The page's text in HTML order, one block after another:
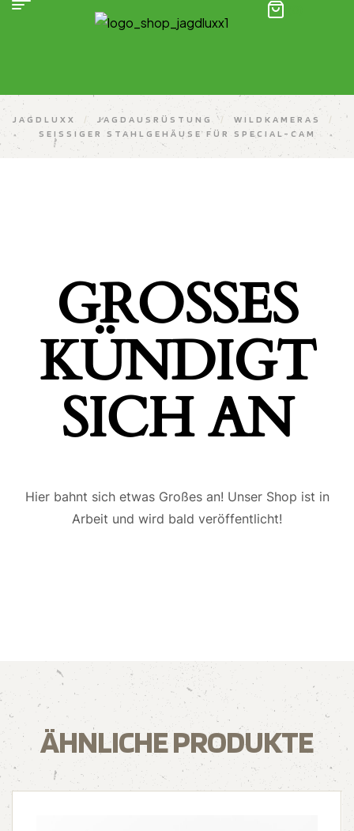
JAGDLUXX / JAGDAUSRÜSTUNG / WILDKAMERAS
/
SEISSIGER STAHLGEHÄUSE FÜR SPECIAL-CAM
GROSSES K
ÜNDIGT S
ICH AN
Hier bahnt sich etwas Großes an! Unser Shop ist in
Arbeit und wird bald veröffentlicht!
ÄHNLICHE PRODUKTE